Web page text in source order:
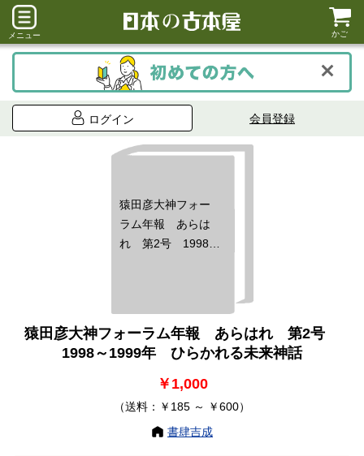
メニュー かご
ログイン 会員登録
猿田彦大神フォー
ラム年報 あらは
れ 第2号 1998～
猿田彦大神フォーラム年報 あらはれ 第2号
1998～1999年 ひらかれる未来神話
￥1,000
（送料：￥185 ～ ￥600）
書肆吉成